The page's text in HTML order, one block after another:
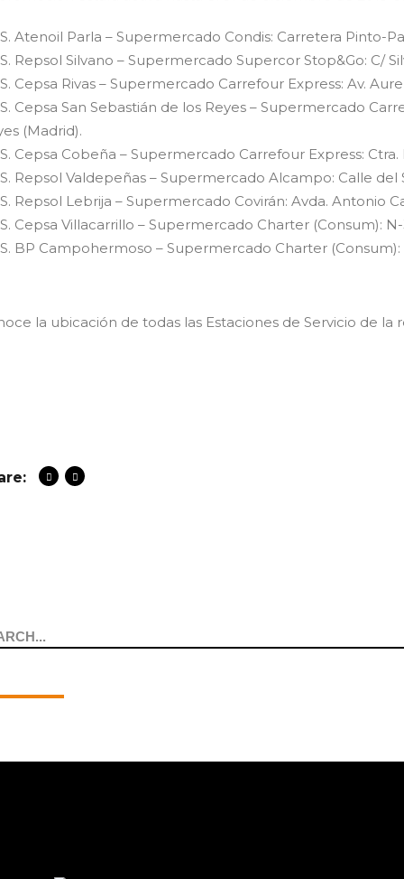
Atenoil Parla – Supermercado Condis: Carretera Pinto-
Repsol Silvano – Supermercado Supercor Stop&Go: C/
Cepsa Rivas – Supermercado Carrefour Express: Av.
Cepsa San Sebastián de los Reyes – Supermercado
(Madrid).
Cepsa Cobeña – Supermercado Carrefour Express:
Repsol Valdepeñas – Supermercado Alcampo: Calle del
Repsol Lebrija – Supermercado Covirán: Avda. Antonio
Cepsa Villacarrillo – Supermercado Charter (Consum):
BP Campohermoso – Supermercado Charter
la ubicación de todas las Estaciones de Servicio de la